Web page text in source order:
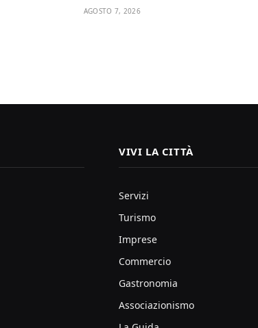
AGOSTO 7, 2026
VIVI LA CITTÀ
Servizi
Turismo
Imprese
Commercio
Gastronomia
Associazionismo